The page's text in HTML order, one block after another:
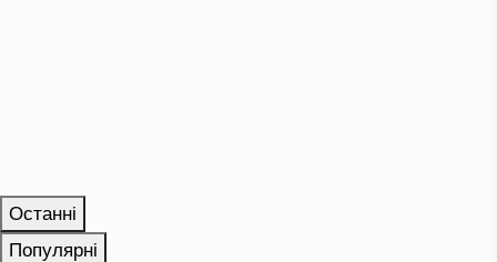
Останні
Популярні